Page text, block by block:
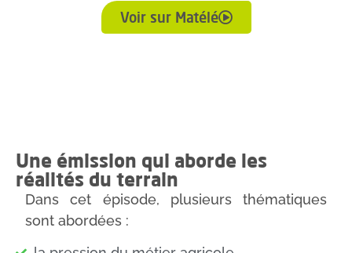
Voir sur Matélé
Une émission qui aborde les
réalités du terrain
Dans cet épisode, plusieurs thématiques
sont abordées :